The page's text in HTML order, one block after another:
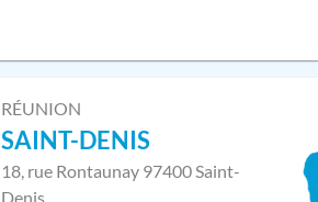
RÉUNION
SAINT-DENIS
18, rue Rontaunay 97400 Saint-
Denis